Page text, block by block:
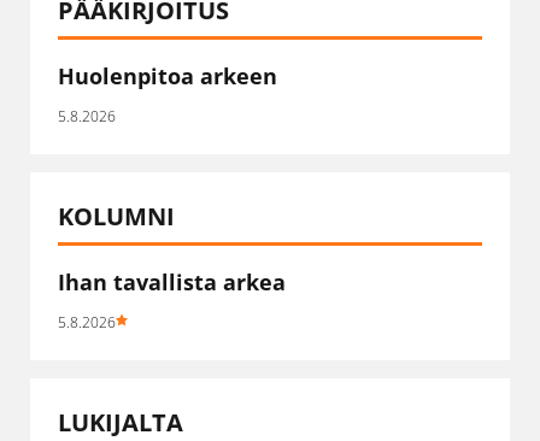
PÄÄKIRJOITUS
Huolenpitoa arkeen
5.8.2026
KOLUMNI
Ihan tavallista arkea
5.8.2026
LUKIJALTA